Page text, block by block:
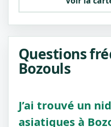
Questions
Bozouls
J’ai trouvé un
asiatiques à